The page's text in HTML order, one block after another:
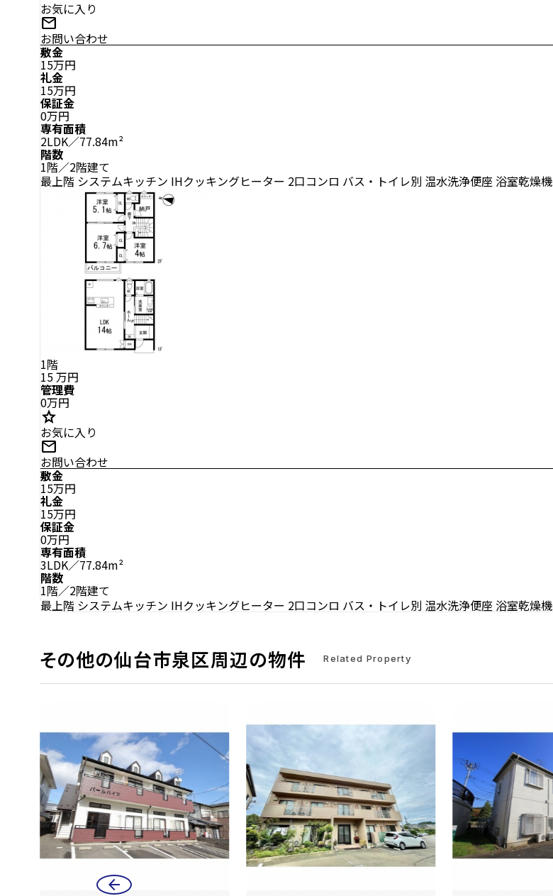
お気に入り
mail
お問い合わせ
敷金
15万円
礼金
15万円
保証金
0万円
専有面積
2LDK／77.84m²
階数
1階／2階建て
最上階 システムキッチン IHクッキングヒーター 2口コンロ バス・トイレ別 温水洗浄便座 浴室乾燥機
1階
15万円
管理費
0万円
star
お気に入り
mail
お問い合わせ
敷金
15万円
礼金
15万円
保証金
0万円
専有面積
3LDK／77.84m²
階数
1階／2階建て
最上階 システムキッチン IHクッキングヒーター 2口コンロ バス・トイレ別 温水洗浄便座 浴室乾燥機
その他の仙台市泉区周辺の物件 Related Property
arrow_back